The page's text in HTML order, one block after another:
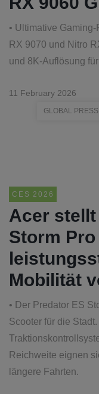
• Ultimative
RX 9070 und Nitro
und 8K-Auflösung
11 February 2026
GLOBAL
CES 2026
Acer stellt
Storm
Mobilität
• Der Predator ES
Scooter für die
Reichweite eignen
längere Fahrten.